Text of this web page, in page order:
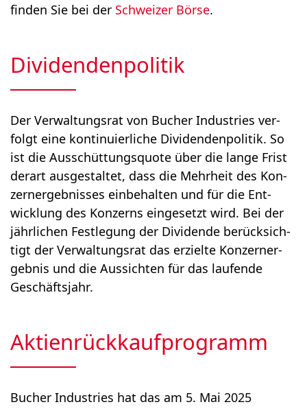
fin­den Sie bei der Schweizer Börse.
Dividendenpolitik
Der Ver­wal­tungs­rat von Bucher Indus­tries ver­
folgt eine kon­ti­nu­ier­li­che Divi­den­den­po­li­tik. So
ist die Aus­schüt­tungs­quo­te über die lan­ge Frist
der­art aus­ge­stal­tet, dass die Mehr­heit des Kon­
zern­er­geb­nis­ses ein­be­hal­ten und für die Ent­
wick­lung des Kon­zerns ein­ge­setzt wird. Bei der
jähr­li­chen Fest­le­gung der Divi­den­de berück­sich­
tigt der Ver­wal­tungs­rat das erziel­te Kon­zern­er­
geb­nis und die Aus­sich­ten für das lau­fen­de
Geschäfts­jahr.
Aktienrückkauf­programm
Bucher Industries hat das am 5. Mai 2025